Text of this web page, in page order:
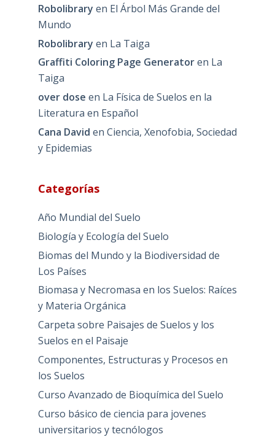
Robolibrary en El Árbol Más Grande del
Mundo
Robolibrary en La Taiga
Graffiti Coloring Page Generatoren La
Taiga
over dose en La Física de Suelos en la
Literatura en Español
Cana David en Ciencia, Xenofobia, Sociedad
y Epidemias
Categorías
Año Mundial del Suelo
Biología y Ecología del Suelo
Biomas del Mundo y la Biodiversidad de
Los Países
Biomasa y Necromasa en los Suelos: Raíces
y Materia Orgánica
Carpeta sobre Paisajes de Suelos y los
Suelos en el Paisaje
Componentes, Estructuras y Procesos en
los Suelos
Curso Avanzado de Bioquímica del Suelo
Curso básico de ciencia para jovenes
universitarios y tecnólogos